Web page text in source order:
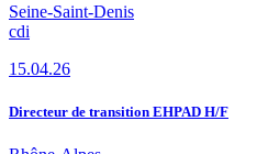
Seine-Saint-Denis
cdi
15.04.26
Directeur de transition EHPAD H/F